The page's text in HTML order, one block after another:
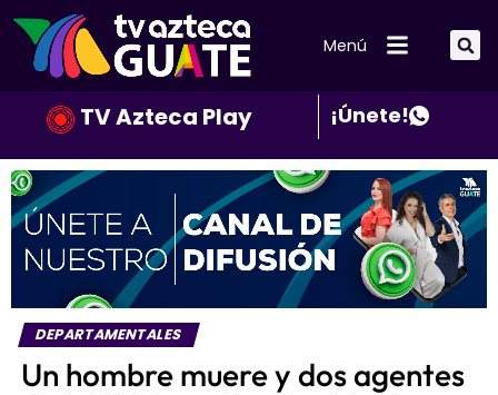
Menú
TV Azteca Play ¡Únete!
DEPARTAMENTALES
Un hombre muere y dos agentes